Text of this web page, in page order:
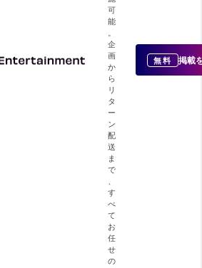
可
能
。
企
画
か
ら
リ
タ
ー
ン
配
送
ま
で
、
す
べ
て
お
任
せ
の
無料 掲載